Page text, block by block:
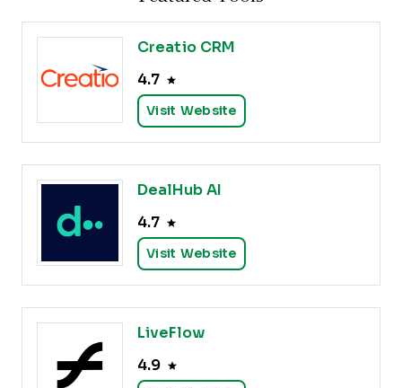
Creatio CRM
4.7
Visit Website
DealHub AI
4.7
Visit Website
LiveFlow
4.9